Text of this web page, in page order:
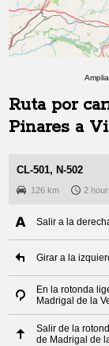
Ruta por
Pinares a
CL-501, N-502
126 km 2
Salir a la
Girar a la
En la rotonda
Madrigal de la
Salir de la
de Madrigal de